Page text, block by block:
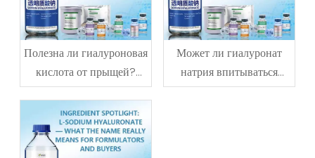
Полезна ли гиалуроновая
кислота от прыщей?
Доказательное
руководство
Может ли гиалуронат
натрия впитываться
через кожу?